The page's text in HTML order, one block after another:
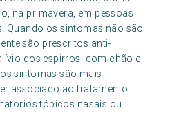
na primavera, em pessoas
Quando os sintomas não são
são prescritos anti-
dos espirros, comichão e
sintomas são mais
associado ao tratamento
tópicos nasais ou